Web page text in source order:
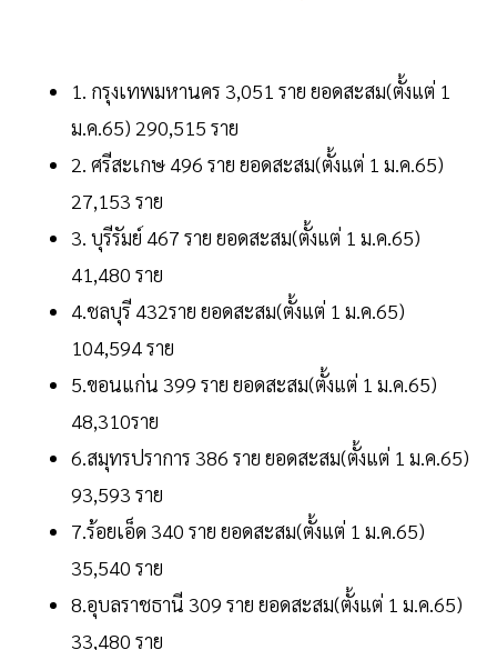
1. กรุงเทพมหานคร 3,051 ราย ยอดสะสม(ตั้งแต่ 1
ม.ค.65) 290,515 ราย
2. ศรีสะเกษ 496 ราย ยอดสะสม(ตั้งแต่ 1 ม.ค.65)
27,153 ราย
3. บุรีรัมย์ 467 ราย ยอดสะสม(ตั้งแต่ 1 ม.ค.65)
41,480 ราย
4.ชลบุรี 432ราย ยอดสะสม(ตั้งแต่ 1 ม.ค.65)
104,594 ราย
5.ขอนแก่น 399 ราย ยอดสะสม(ตั้งแต่ 1 ม.ค.65)
48,310ราย
6.สมุทรปราการ 386 ราย ยอดสะสม(ตั้งแต่ 1 ม.ค.65)
93,593 ราย
7.ร้อยเอ็ด 340 ราย ยอดสะสม(ตั้งแต่ 1 ม.ค.65)
35,540 ราย
8.อุบลราชธานี 309 ราย ยอดสะสม(ตั้งแต่ 1 ม.ค.65)
33,480 ราย